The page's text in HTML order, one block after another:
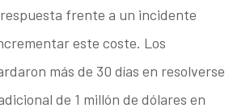
frente a un incidente
este coste. Los
más de 30 días en resolverse
de 1 millón de dólares en